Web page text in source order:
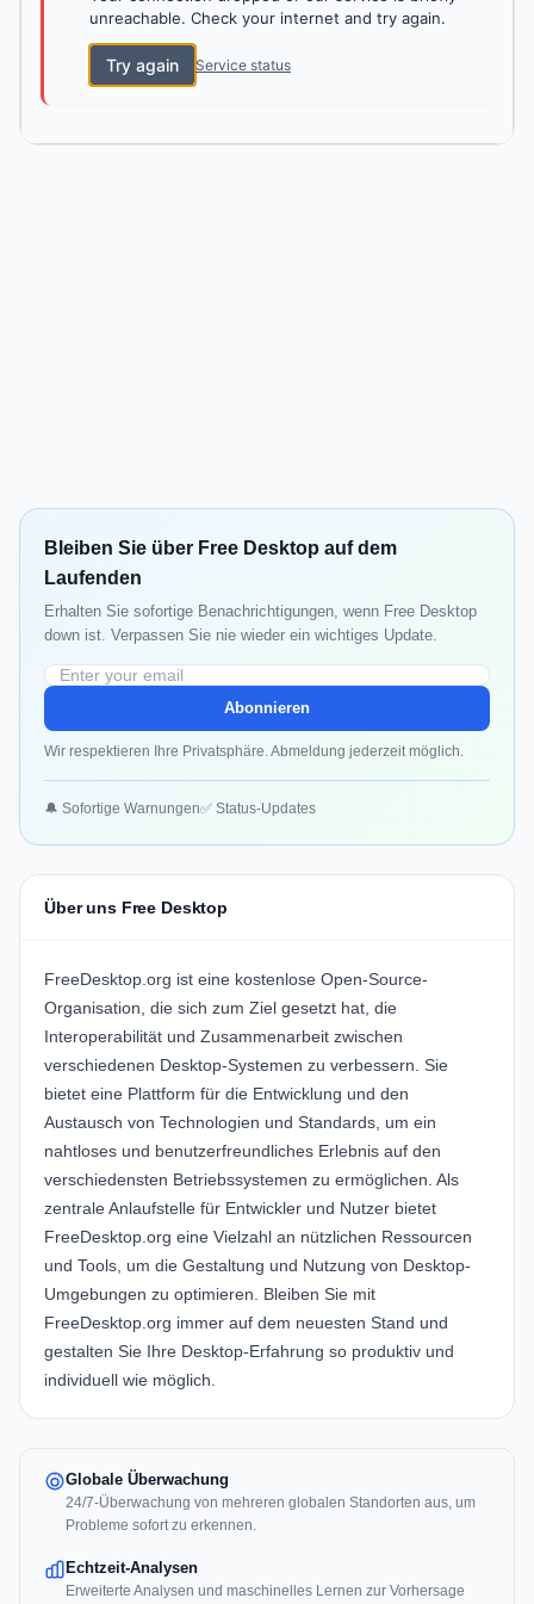
unreachable. Check your internet and try again.
Try again Service status
Bleiben Sie über Free Desktop auf dem
Laufenden
Erhalten Sie sofortige Benachrichtigungen, wenn Free Desktop
down ist. Verpassen Sie nie wieder ein wichtiges Update.
Abonnieren
Wir respektieren Ihre Privatsphäre. Abmeldung jederzeit möglich.
🔔 Sofortige Warnungen✅ Status-Updates
Über uns Free Desktop
FreeDesktop.org ist eine kostenlose Open-Source-
Organisation, die sich zum Ziel gesetzt hat, die
Interoperabilität und Zusammenarbeit zwischen
verschiedenen Desktop-Systemen zu verbessern. Sie
bietet eine Plattform für die Entwicklung und den
Austausch von Technologien und Standards, um ein
nahtloses und benutzerfreundliches Erlebnis auf den
verschiedensten Betriebssystemen zu ermöglichen. Als
zentrale Anlaufstelle für Entwickler und Nutzer bietet
FreeDesktop.org eine Vielzahl an nützlichen Ressourcen
und Tools, um die Gestaltung und Nutzung von Desktop-
Umgebungen zu optimieren. Bleiben Sie mit
FreeDesktop.org immer auf dem neuesten Stand und
gestalten Sie Ihre Desktop-Erfahrung so produktiv und
individuell wie möglich.
Globale Überwachung
24/7-Überwachung von mehreren globalen Standorten aus, um
Probleme sofort zu erkennen.
Echtzeit-Analysen
Erweiterte Analysen und maschinelles Lernen zur Vorhersage